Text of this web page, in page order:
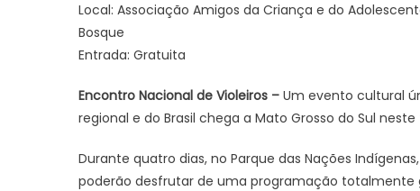
Local: Associação Amigos da Criança e do
Bosque
Entrada: Gratuita
Encontro Nacional de Violeiros – Um evento cultural
regional e do Brasil chega a Mato Grosso do Sul
Durante quatro dias, no Parque das Nações
poderão desfrutar de uma programação totalmente